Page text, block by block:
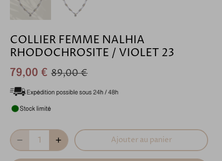
COLLIER FEMME NALHIA
RHODOCHROSITE / VIOLET 23
79,00 € 89,00 €
Ajouter au panier